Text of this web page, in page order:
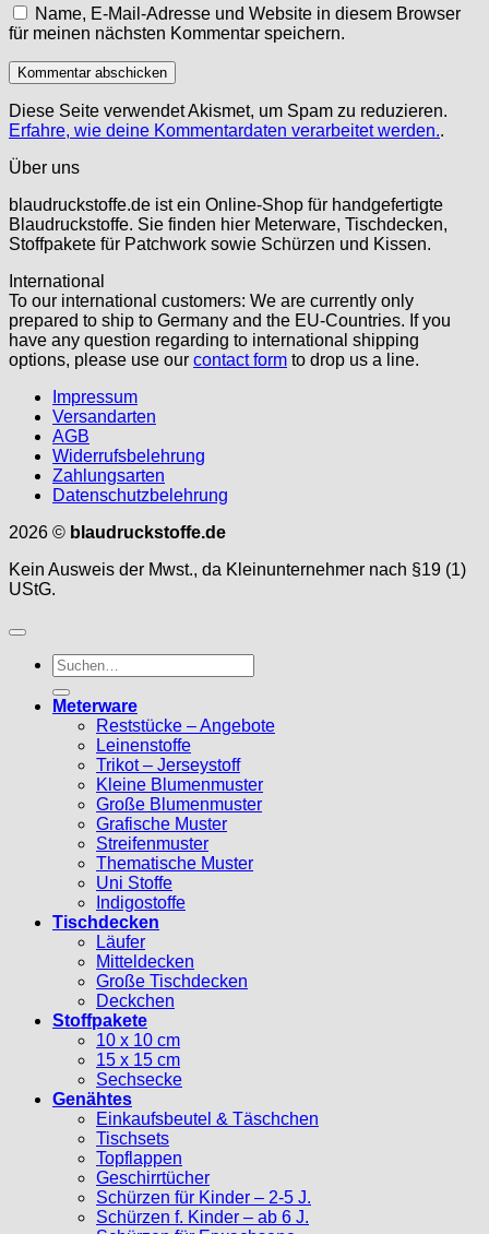
Name, E-Mail-Adresse und Website in diesem Browser
für meinen nächsten Kommentar speichern.
Diese Seite verwendet Akismet, um Spam zu reduzieren.
Erfahre, wie deine Kommentardaten verarbeitet werden..
Über uns
blaudruckstoffe.de ist ein Online-Shop für handgefertigte
Blaudruckstoffe. Sie finden hier Meterware, Tischdecken,
Stoffpakete für Patchwork sowie Schürzen und Kissen.
International
To our international customers: We are currently only
prepared to ship to Germany and the EU-Countries. If you
have any question regarding to international shipping
options, please use our contact form to drop us a line.
Impressum
Versandarten
AGB
Widerrufsbelehrung
Zahlungsarten
Datenschutzbelehrung
2026 © blaudruckstoffe.de
Kein Ausweis der Mwst., da Kleinunternehmer nach §19 (1)
UStG.
Suche
nach:
Meterware
Reststücke – Angebote
Leinenstoffe
Trikot – Jerseystoff
Kleine Blumenmuster
Große Blumenmuster
Grafische Muster
Streifenmuster
Thematische Muster
Uni Stoffe
Indigostoffe
Tischdecken
Läufer
Mitteldecken
Große Tischdecken
Deckchen
Stoffpakete
10 x 10 cm
15 x 15 cm
Sechsecke
Genähtes
Einkaufsbeutel & Täschchen
Tischsets
Topflappen
Geschirrtücher
Schürzen für Kinder – 2-5 J.
Schürzen f. Kinder – ab 6 J.